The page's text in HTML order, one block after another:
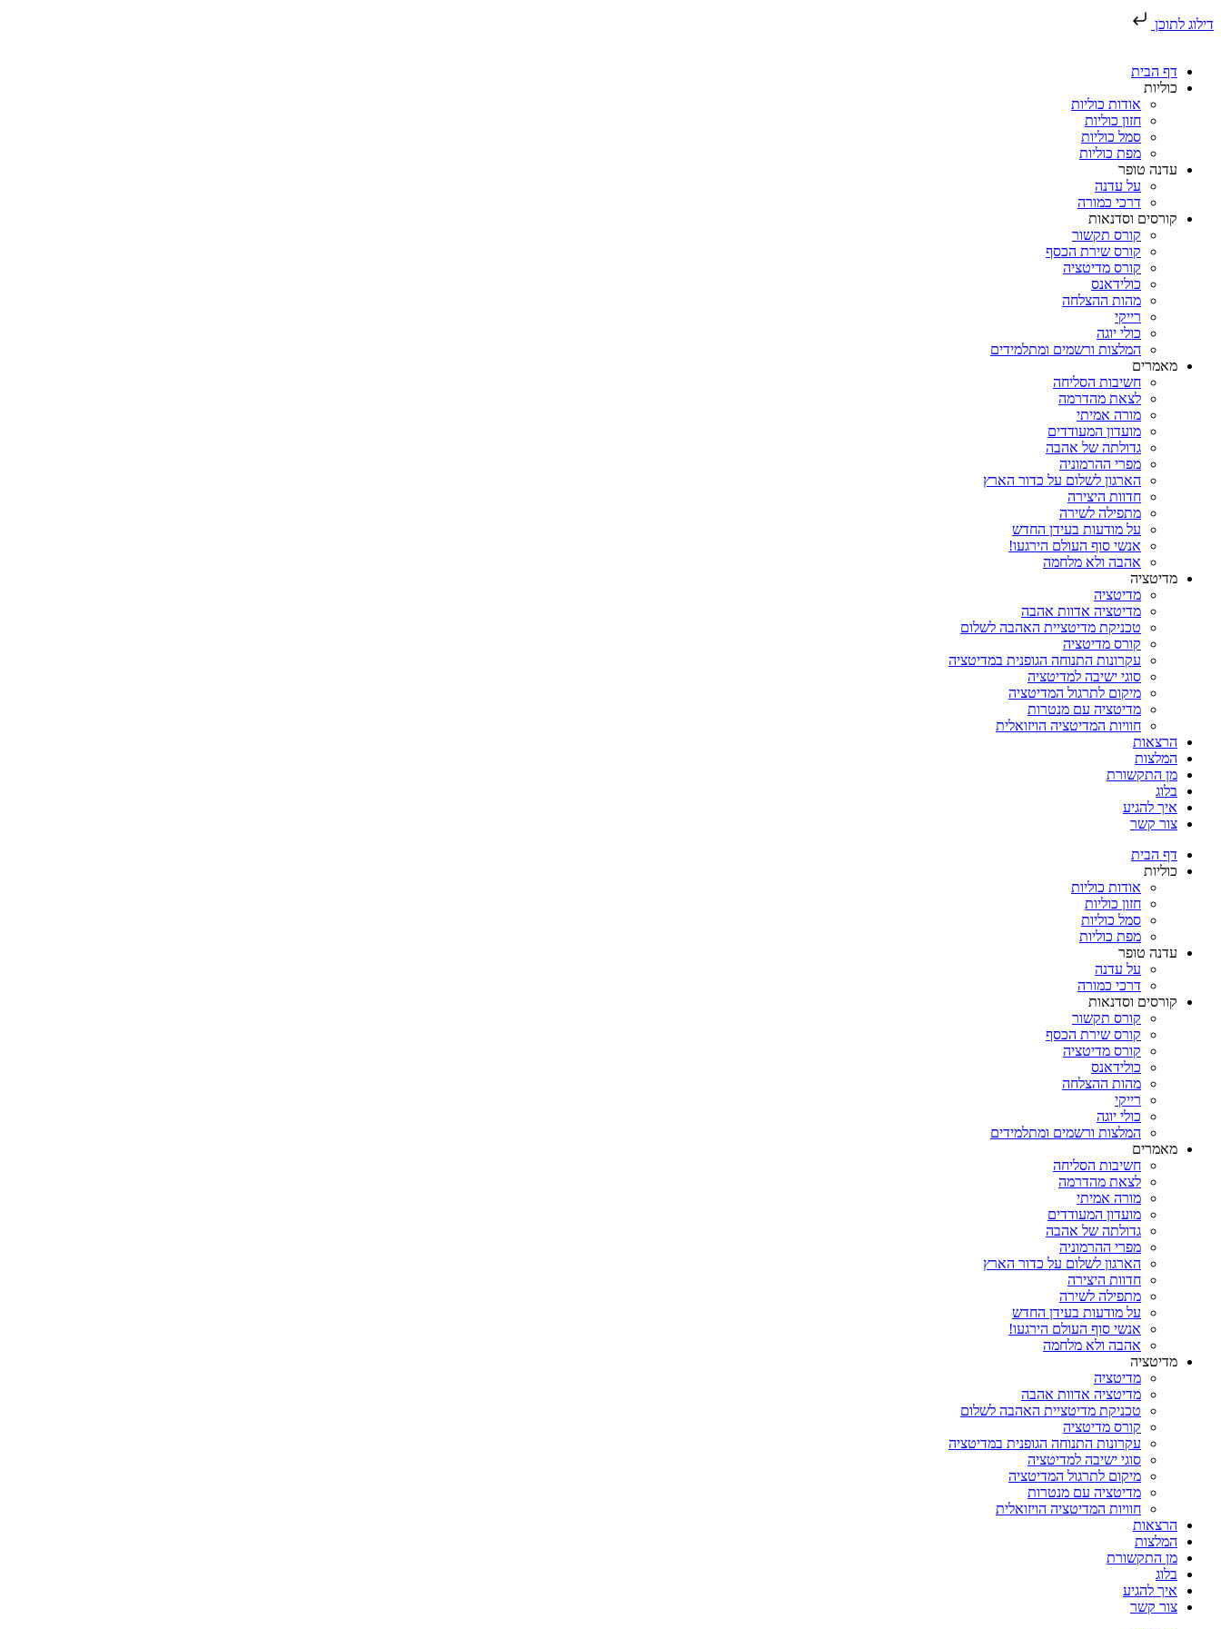
דילוג לתוכן
דף הבית
כוליות
אודות כוליות
חזון כוליות
סמל כוליות
מפת כוליות
עדנה טופר
על עדנה
דרכי כמורה
קורסים וסדנאות
קורס תקשור
קורס שירת הכסף
קורס מדיטציה
כולידאנס
מהות ההצלחה
רייקי
כולי יוגה
המלצות ורשמים ומתלמידים
מאמרים
חשיבות הסליחה
לצאת מהדרמה
מורה אמיתי
מועדון המעודדים
גדולתה של אהבה
מפרי ההרמוניה
הארגון לשלום על כדור הארץ
חדוות היצירה
מתפילה לשירה
על מודעות בעידן החדש
אנשי סוף העולם הירגעו!
אהבה ולא מלחמה
מדיטציה
מדיטציה
מדיטציה אדוות אהבה
טכניקת מדיטציית האהבה לשלום
קורס מדיטציה
עקרונות התנוחה הגופנית במדיטציה
סוגי ישיבה למדיטציה
מיקום לתרגול המדיטציה
מדיטציה עם מנטרות
חוויות המדיטציה הויזואלית
הרצאות
המלצות
מן התקשורת
בלוג
איך להגיע
צור קשר
דף הבית
כוליות
אודות כוליות
חזון כוליות
סמל כוליות
מפת כוליות
עדנה טופר
על עדנה
דרכי כמורה
קורסים וסדנאות
קורס תקשור
קורס שירת הכסף
קורס מדיטציה
כולידאנס
מהות ההצלחה
רייקי
כולי יוגה
המלצות ורשמים ומתלמידים
מאמרים
חשיבות הסליחה
לצאת מהדרמה
מורה אמיתי
מועדון המעודדים
גדולתה של אהבה
מפרי ההרמוניה
הארגון לשלום על כדור הארץ
חדוות היצירה
מתפילה לשירה
על מודעות בעידן החדש
אנשי סוף העולם הירגעו!
אהבה ולא מלחמה
מדיטציה
מדיטציה
מדיטציה אדוות אהבה
טכניקת מדיטציית האהבה לשלום
קורס מדיטציה
עקרונות התנוחה הגופנית במדיטציה
סוגי ישיבה למדיטציה
מיקום לתרגול המדיטציה
מדיטציה עם מנטרות
חוויות המדיטציה הויזואלית
הרצאות
המלצות
מן התקשורת
בלוג
איך להגיע
צור קשר